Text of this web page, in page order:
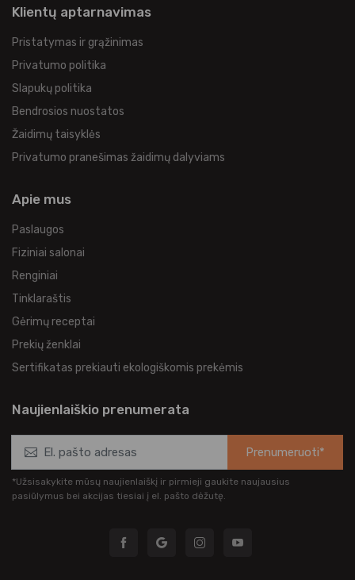
Klientų aptarnavimas
Pristatymas ir grąžinimas
Privatumo politika
Slapukų politika
Bendrosios nuostatos
Žaidimų taisyklės
Privatumo pranešimas žaidimų dalyviams
Apie mus
Paslaugos
Fiziniai salonai
Renginiai
Tinklaraštis
Gėrimų receptai
Prekių ženklai
Sertifikatas prekiauti ekologiškomis prekėmis
Naujienlaiškio prenumerata
Prenumeruoti*
*Užsisakykite mūsų naujienlaiškį ir pirmieji gaukite naujausius
pasiūlymus bei akcijas tiesiai į el. pašto dėžutę.